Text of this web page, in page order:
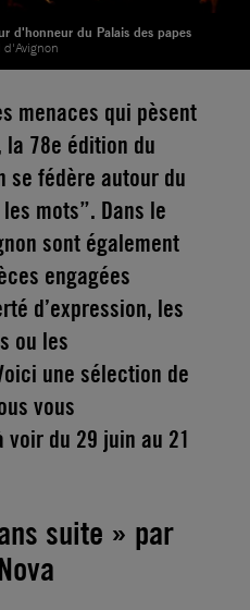
d'honneur du Palais des papes
menaces qui pèsent
78e édition du
se fédère autour du
mots”. Dans le
sont également
engagées
d’expression, les
ou les
une sélection de
vous
voir du 29 juin au 21
suite » par